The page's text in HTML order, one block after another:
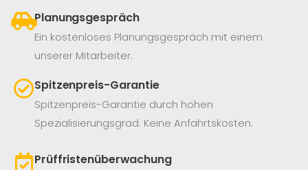
Planungsgespräch
Ein kostenloses Planungsgespräch mit einem
unserer Mitarbeiter.
Spitzenpreis-Garantie
Spitzenpreis-Garantie durch hohen
Spezialisierungsgrad. Keine Anfahrtskosten.
Prüffristenüberwachung